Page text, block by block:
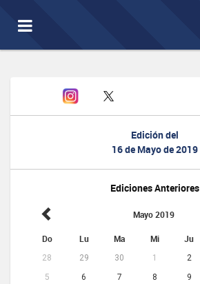
Toggle
navigation
Edición del
16 de Mayo de 2019
Ediciones Anteriores
Mayo 2019
Do Lu Ma Mi Ju
28 29 30 1 2
5
6 7 8 9